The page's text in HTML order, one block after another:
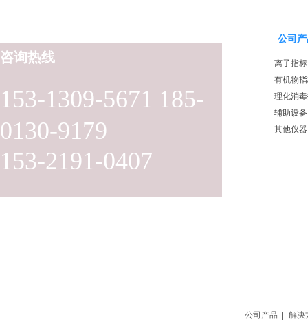
153-1309-5671 185-
0130-9179
153-2191-0407
咨询热线
公司
离子指标
有机物
理化消
辅助设备
其他仪器
公司产品 解决